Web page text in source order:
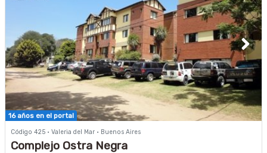
16 años en el portal
Código 425 · Valeria del Mar · Buenos Aires
Complejo Ostra Negra